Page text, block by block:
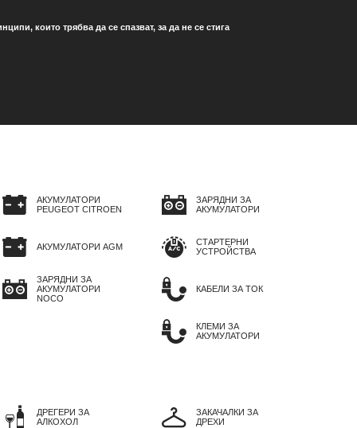
които трябва да се спазват, за да не се стига
АКУМУЛАТОРИ
PEUGEOT CITROEN
АКУМУЛАТОРИ AGM
ЗАРЯДНИ ЗА
АКУМУЛАТОРИ
NOCO
ЗАРЯДНИ ЗА
АКУМУЛАТОРИ
СТАРТЕРНИ
УСТРОЙСТВА
КАБЕЛИ ЗА ТОК
КЛЕМИ ЗА
АКУМУЛАТОРИ
ДРЕГЕРИ ЗА
АЛКОХОЛ
ЗАКАЧАЛКИ ЗА
ДРЕХИ